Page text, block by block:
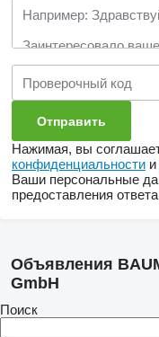
Нажимая, вы
конфиденциальности и
Ваши персональные
предоставления
Объявления
GmbH
Поиск